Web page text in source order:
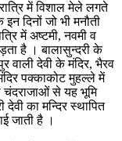
में विशाल मेले लगते
दिनों जो भी मनौती
में अष्टमी, नवमी व
है । बालासुन्दरी के
वाली देवी के मंदिर, भैरव
पक्काकोट मुहल्ले में
चंदराजाओं से यह भूमि
देवी का मन्दिर स्थापित
जाती है ।